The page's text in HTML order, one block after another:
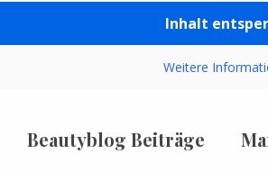
Inhalt
Weitere
Beautyblog Beiträge